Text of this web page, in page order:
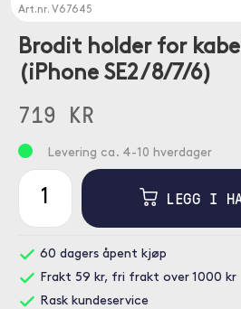
Art.nr. V67645
Brodit holder for
(iPhone SE2 / 8/7/6)
719 KR
Levering ca. 4-10 hverdager
LEGG I
60 dagers åpent kjøp
Frakt 59 kr, fri frakt over 1000 kr
Rask kundeservice